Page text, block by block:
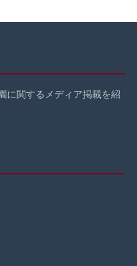
に関するメディア掲載を紹